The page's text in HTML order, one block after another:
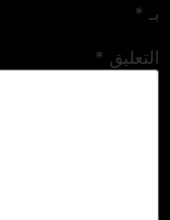
بـ *
التعليق *